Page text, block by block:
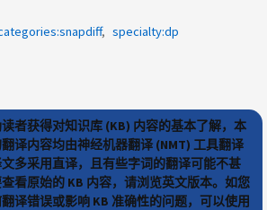
specialty:dp
者获得对知识库 (KB) 内容的基本了解，本
译内容均由神经机器翻译 (NMT) 工具翻译
多采用直译，且有些字词的翻译可能不甚
看原始的 KB 内容，请浏览英文版本。如您
译错误或影响 KB 准确性的问题，可以使用